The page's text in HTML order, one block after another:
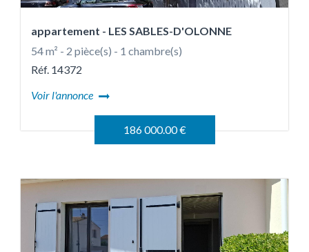
appartement - LES SABLES-D'OLONNE
54 m² - 2 pièce(s) - 1 chambre(s)
Réf. 14372
Voir l'annonce
186 000.00 €